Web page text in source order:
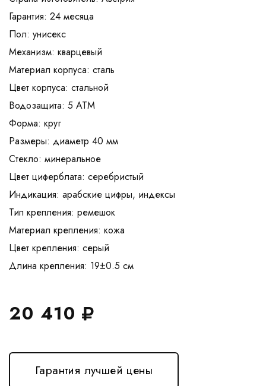
Гарантия: 24 месяца
Пол: унисекс
Механизм: кварцевый
Материал корпуса: сталь
Цвет корпуса: стальной
Водозащита: 5 АТМ
Форма: круг
Размеры: диаметр 40 мм
Стекло: минеральное
Цвет циферблата: серебристый
Индикация: арабские цифры, индексы
Тип крепления: ремешок
Материал крепления: кожа
Цвет крепления: серый
20 410
Гарантия лучшей цены